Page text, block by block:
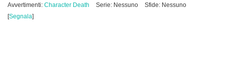
Avvertimenti: Character Death Serie: Nessuno
Sfide: Nessuno
[Segnala]